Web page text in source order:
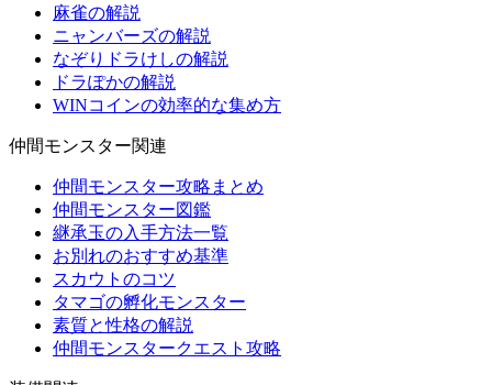
麻雀の解説
ニャンバーズの解説
なぞりドラけしの解説
ドラぽかの解説
WINコインの効率的な集め方
仲間モンスター関連
仲間モンスター攻略まとめ
仲間モンスター図鑑
継承玉の入手方法一覧
お別れのおすすめ基準
スカウトのコツ
タマゴの孵化モンスター
素質と性格の解説
仲間モンスタークエスト攻略